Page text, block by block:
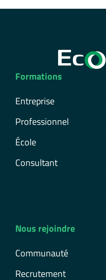
Formations
Entreprise
Professionnel
École
Consultant
Nous rejoindre
Communauté
Recrutement